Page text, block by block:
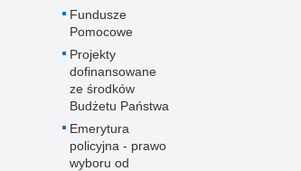
Fundusze
Pomocowe
Projekty
dofinansowane
ze środków
Budżetu Państwa
Emerytura
policyjna - prawo
wyboru od